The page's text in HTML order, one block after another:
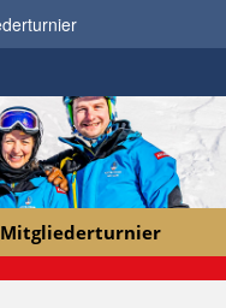
Mitgliederturnier